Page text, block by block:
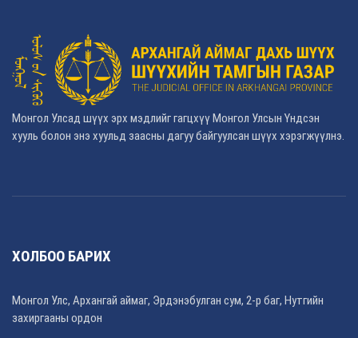
Монгол Улсад шүүх эрх мэдлийг гагцхүү Монгол Улсын Үндсэн
хууль болон энэ хуульд заасны дагуу байгуулсан шүүх хэрэгжүүлнэ.
ХОЛБОО БАРИХ
Монгол Улс, Архангай аймаг, Эрдэнэбулган сум, 2-р баг, Нутгийн
захиргааны ордон